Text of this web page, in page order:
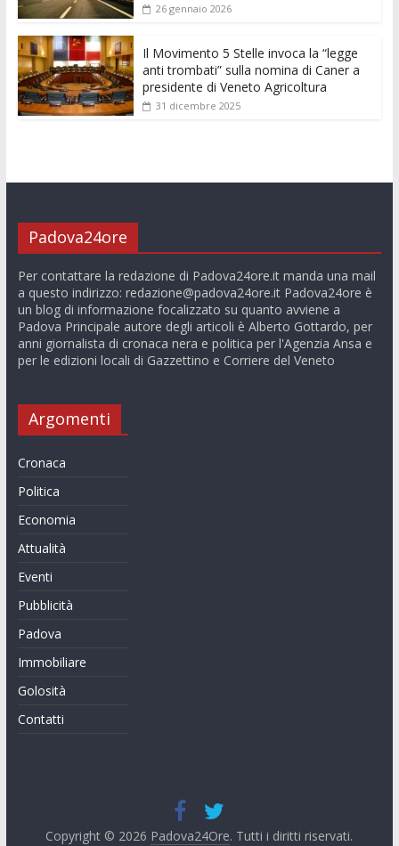
26 gennaio 2026
Il Movimento 5 Stelle invoca la “legge
anti trombati” sulla nomina di Caner a
presidente di Veneto Agricoltura
31 dicembre 2025
Padova24ore
Per contattare la redazione di Padova24ore.it manda una mail
a questo indirizzo: redazione@padova24ore.itPadova24ore è
un blog di informazione focalizzato su quanto avviene a
Padova Principale autore degli articoli è Alberto Gottardo, per
anni giornalista di cronaca nera e politica per l'Agenzia Ansa e
per le edizioni locali di Gazzettino e Corriere del Veneto
Argomenti
Cronaca
Politica
Economia
Attualità
Eventi
Pubblicità
Padova
Immobiliare
Golosità
Contatti
Copyright © 2026 Padova24Ore. Tutti i diritti riservati.